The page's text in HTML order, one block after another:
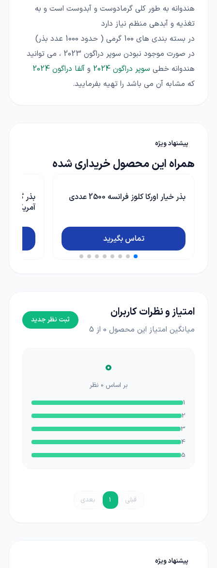
هندوانه به طور کلی گرمادوست و آبدوست است و به
تغذیه و آبدهی منظم نیاز دارد
در بسته بندی های 100 گرمی ( حدود 1000 عدد بذر)
در صورت موجود نبودن سوپر دراگون 2023 ، می توانید
هندوانه خطی سوپر دراگون 2024 و آلفا دراگون 2024
که مشابه آن می باشد را تهیه بفرمایید.
پیشنهاد ویژه
همراه این محصول خریداری شده
بذر گوجه فرنگی زودرس سن لورنزو
تماس بگیرید
فندک کلاغ
570,000 تومان
امتیاز و نظرات کاربران
میانگین امتیاز این محصول 0 از 5
ثبت نظر جدید
0
بر اساس 0 نظر
1
2
3
4
5
قبلی 1 بعدی
پیشنهاد ویژه